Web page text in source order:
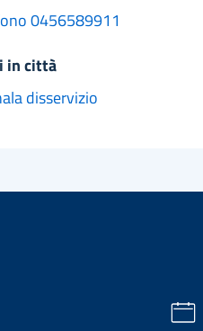
0456589911
in città
disservizio